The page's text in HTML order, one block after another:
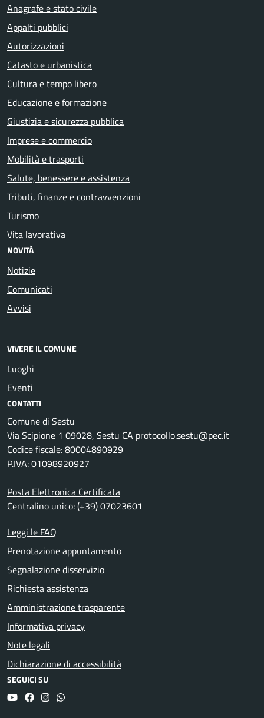
Anagrafe e stato civile
Appalti pubblici
Autorizzazioni
Catasto e urbanistica
Cultura e tempo libero
Educazione e formazione
Giustizia e sicurezza pubblica
Imprese e commercio
Mobilità e trasporti
Salute, benessere e assistenza
Tributi, finanze e contravvenzioni
Turismo
Vita lavorativa
NOVITÀ
Notizie
Comunicati
Avvisi
VIVERE IL COMUNE
Luoghi
Eventi
CONTATTI
Comune di Sestu
Via Scipione 1 09028, Sestu CA protocollo.sestu@pec.it
Codice fiscale: 80004890929
P.IVA: 01098920927
Posta Elettronica Certificata
Centralino unico: (+39) 07023601
Leggi le FAQ
Prenotazione appuntamento
Segnalazione disservizio
Richiesta assistenza
Amministrazione trasparente
Informativa privacy
Note legali
Dichiarazione di accessibilità
SEGUICI SU
YouTubeFacebookInstagram
Whatsapp